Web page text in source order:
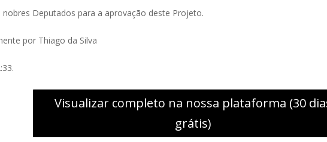
Deputados para a aprovação deste Projeto.
por Thiago da Silva
Visualizar completo na nossa plataforma (30
grátis)